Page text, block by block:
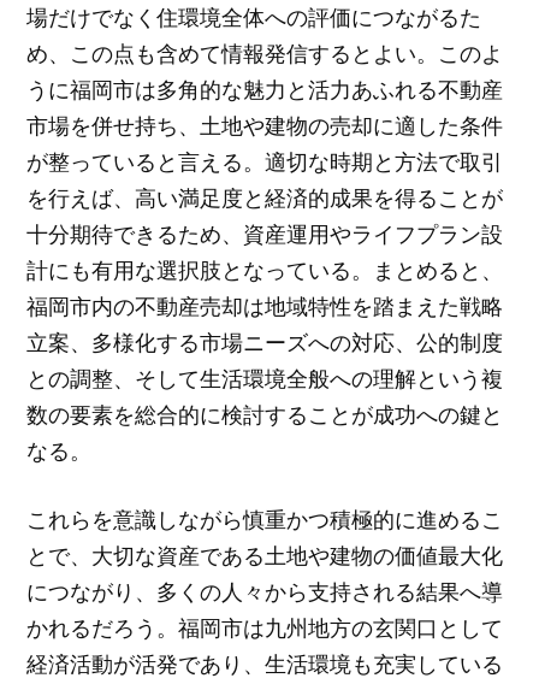
場だけでなく住環境全体への評価につながるた
め、この点も含めて情報発信するとよい。このよ
うに福岡市は多角的な魅力と活力あふれる不動産
市場を併せ持ち、土地や建物の売却に適した条件
が整っていると言える。適切な時期と方法で取引
を行えば、高い満足度と経済的成果を得ることが
十分期待できるため、資産運用やライフプラン設
計にも有用な選択肢となっている。まとめると、
福岡市内の不動産売却は地域特性を踏まえた戦略
立案、多様化する市場ニーズへの対応、公的制度
との調整、そして生活環境全般への理解という複
数の要素を総合的に検討することが成功への鍵と
なる。
これらを意識しながら慎重かつ積極的に進めるこ
とで、大切な資産である土地や建物の価値最大化
につながり、多くの人々から支持される結果へ導
かれるだろう。福岡市は九州地方の玄関口として
経済活動が活発であり、生活環境も充実している